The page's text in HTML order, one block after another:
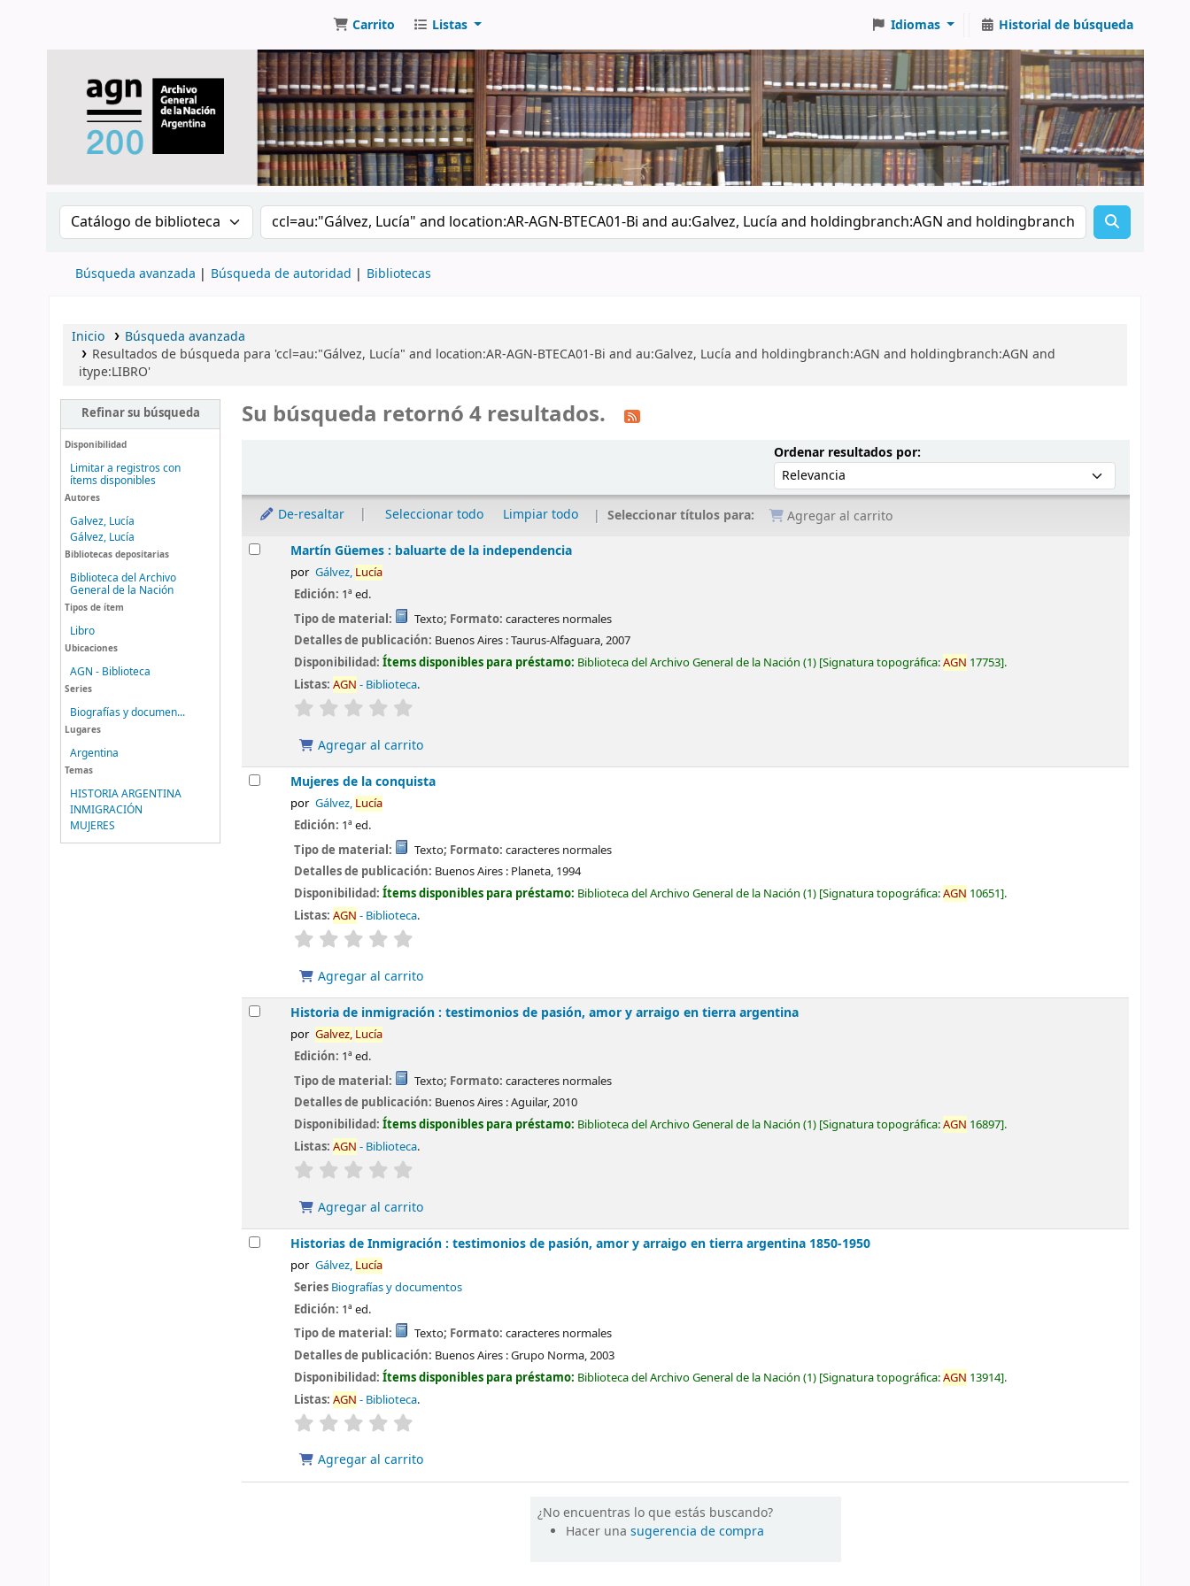
Carrito Listas Idiomas Historial de búsqueda
Buscar en el catálogo por: Buscar en el catálogo
Búsqueda avanzada Búsqueda de autoridad Bibliotecas
Inicio
Búsqueda avanzada
Resultados de búsqueda para 'ccl=au:"Gálvez, Lucía" and location:AR-AGN-BTECA01-Bi and au:Galvez, Lucía and holdingbranch:AGN and holdingbranch:AGN and
itype:LIBRO'
Refinar su búsqueda
Disponibilidad
Limitar a registros con
ítems disponibles
Autores
Galvez, Lucía
Gálvez, Lucía
Bibliotecas depositarias
Biblioteca del Archivo
General de la Nación
Tipos de ítem
Libro
Ubicaciones
AGN - Biblioteca
Series
Biografías y documen...
Lugares
Argentina
Temas
HISTORIA ARGENTINA
INMIGRACIÓN
MUJERES
Su búsqueda retornó 4 resultados.
Ordenar resultados por:Ordenar por:
De-resaltar Seleccionar todo Limpiar todo Seleccionar títulos para:
Agregar al carrito
ResultadosMartín Güemes : baluarte de la independencia
por Gálvez, Lucía
Edición: 1ª ed.
Tipo de material:
Texto; Formato: caracteres normales
Detalles de publicación: Buenos Aires :Taurus-Alfaguara,2007
Disponibilidad:Ítems disponibles para préstamo: Biblioteca del Archivo General de la Nación (1) Signatura topográfica:AGN 17753 .
Listas: AGN - Biblioteca.
valoración
Agregar al carrito
Mujeres de la conquista
por Gálvez, Lucía
Edición: 1ª ed.
Tipo de material:
Texto; Formato: caracteres normales
Detalles de publicación: Buenos Aires : Planeta, 1994
Disponibilidad:Ítems disponibles para préstamo: Biblioteca del Archivo General de la Nación (1) Signatura topográfica:AGN 10651 .
Listas: AGN - Biblioteca.
valoración
Agregar al carrito
Historia de inmigración : testimonios de pasión, amor y arraigo en tierra argentina
por Galvez, Lucía
Edición: 1ª ed.
Tipo de material:
Texto; Formato: caracteres normales
Detalles de publicación: Buenos Aires :Aguilar,2010
Disponibilidad:Ítems disponibles para préstamo: Biblioteca del Archivo General de la Nación (1) Signatura topográfica:AGN 16897 .
Listas: AGN - Biblioteca.
valoración
Agregar al carrito
Historias de Inmigración : testimonios de pasión, amor y arraigo en tierra argentina 1850-1950
por Gálvez, Lucía
Series Biografías y documentos
Edición: 1ª ed.
Tipo de material:
Texto; Formato: caracteres normales
Detalles de publicación: Buenos Aires :Grupo Norma,2003
Disponibilidad:Ítems disponibles para préstamo: Biblioteca del Archivo General de la Nación (1) Signatura topográfica:AGN 13914 .
Listas: AGN - Biblioteca.
valoración
Agregar al carrito
¿No encuentras lo que estás buscando?
Hacer unasugerencia de compra